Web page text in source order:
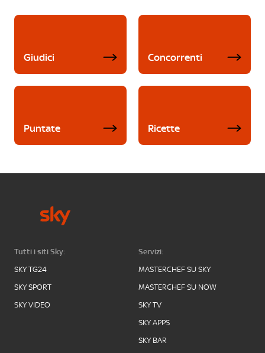
Giudici Concorrenti
Puntate Ricette
Tutti i siti Sky:
SKY TG24
SKY SPORT
SKY VIDEO
Servizi:
MASTERCHEF SU SKY
MASTERCHEF SU NOW
SKY TV
SKY APPS
SKY BAR